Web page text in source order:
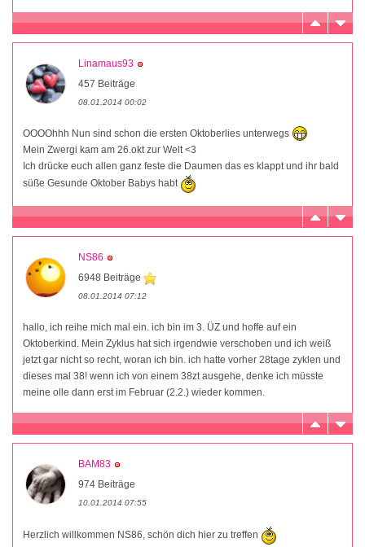
Linamaus93
457 Beiträge
08.01.2014 00:02
OOOOhhh Nun sind schon die ersten Oktoberlies unterwegs
Mein Zwergi kam am 26.okt zur Welt <3
Ich drücke euch allen ganz feste die Daumen das es klappt und ihr bald
süße Gesunde Oktober Babys habt
NS86
6948 Beiträge
08.01.2014 07:12
hallo, ich reihe mich mal ein. ich bin im 3. ÜZ und hoffe auf ein
Oktoberkind. Mein Zyklus hat sich irgendwie verschoben und ich weiß
jetzt gar nicht so recht, woran ich bin. ich hatte vorher 28tage zyklen und
dieses mal 38! wenn ich von einem 38zt ausgehe, denke ich müsste
meine olle dann erst im Februar (2.2.) wieder kommen.
BAM83
974 Beiträge
10.01.2014 07:55
Herzlich willkommen NS86, schön dich hier zu treffen